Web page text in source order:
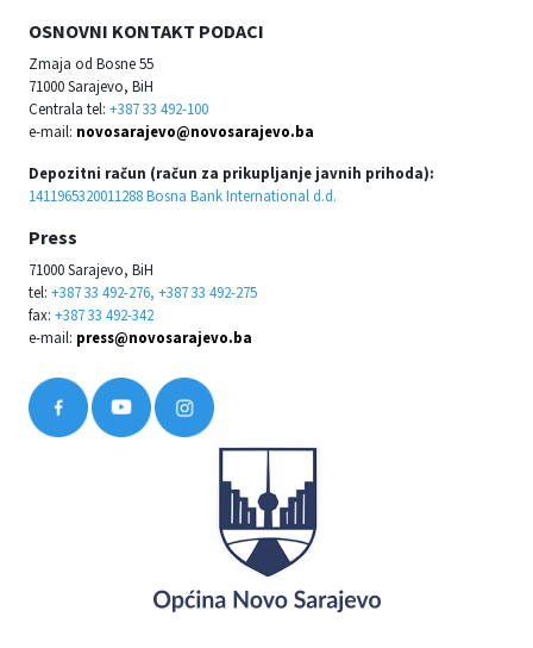
OSNOVNI KONTAKT PODACI
Zmaja od Bosne 55
71000 Sarajevo, BiH
Centrala tel: +387 33 492-100
e-mail: novosarajevo@novosarajevo.ba
Depozitni račun (račun za prikupljanje javnih prihoda):
1411965320011288 Bosna Bank International d.d.
Press
71000 Sarajevo, BiH
tel: +387 33 492-276, +387 33 492-275
fax: +387 33 492-342
e-mail: press@novosarajevo.ba